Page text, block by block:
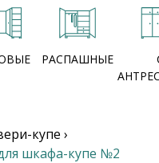
РАСПАШНЫЕ
купе ›
шкафа-купе №2